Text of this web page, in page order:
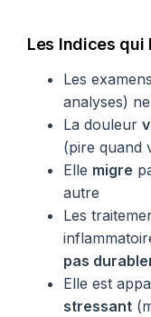
Les Indices qui
Les
analyses)
La douleur
(pire quand
Elle migre
autre
Les
pas
Elle est
stressant